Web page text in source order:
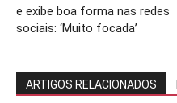
e exibe boa forma nas redes
sociais: ‘Muito focada’
ARTIGOS RELACIONADOS